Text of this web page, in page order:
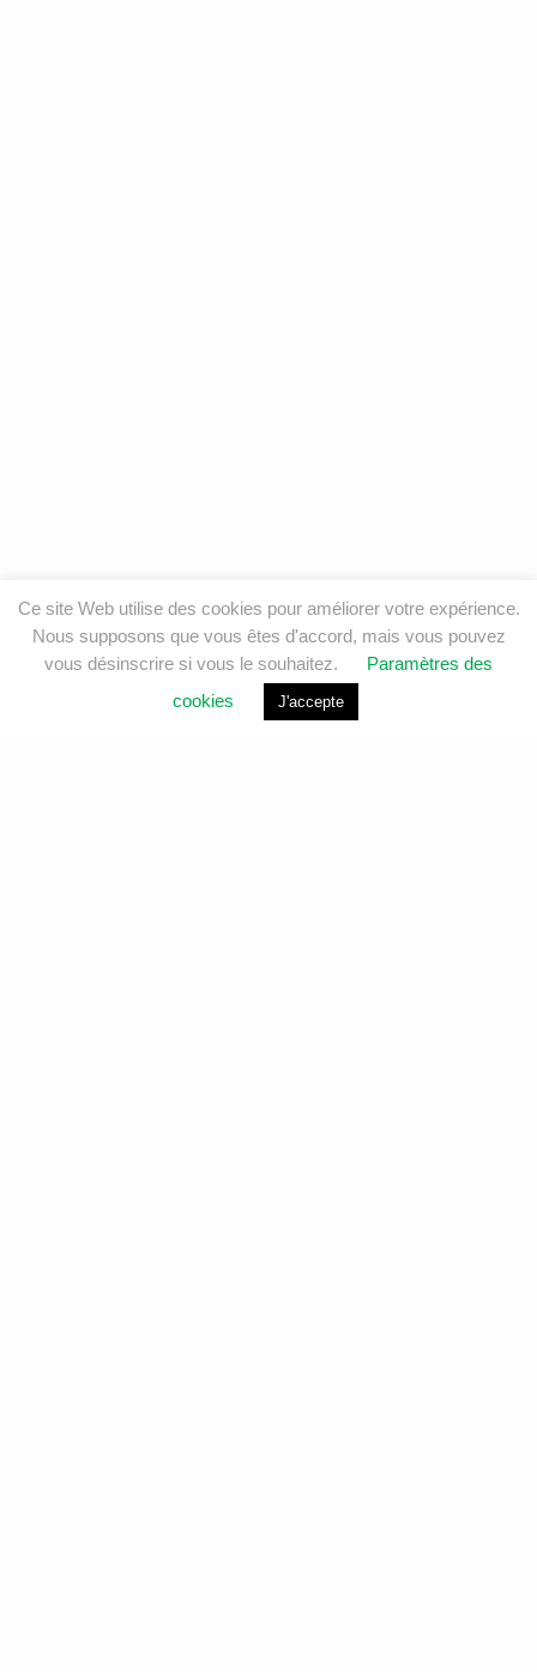
Ce site Web utilise des cookies pour améliorer votre expérience.
Nous supposons que vous êtes d'accord, mais vous pouvez
vous désinscrire si vous le souhaitez.
Paramètres des
cookies
J'accepte